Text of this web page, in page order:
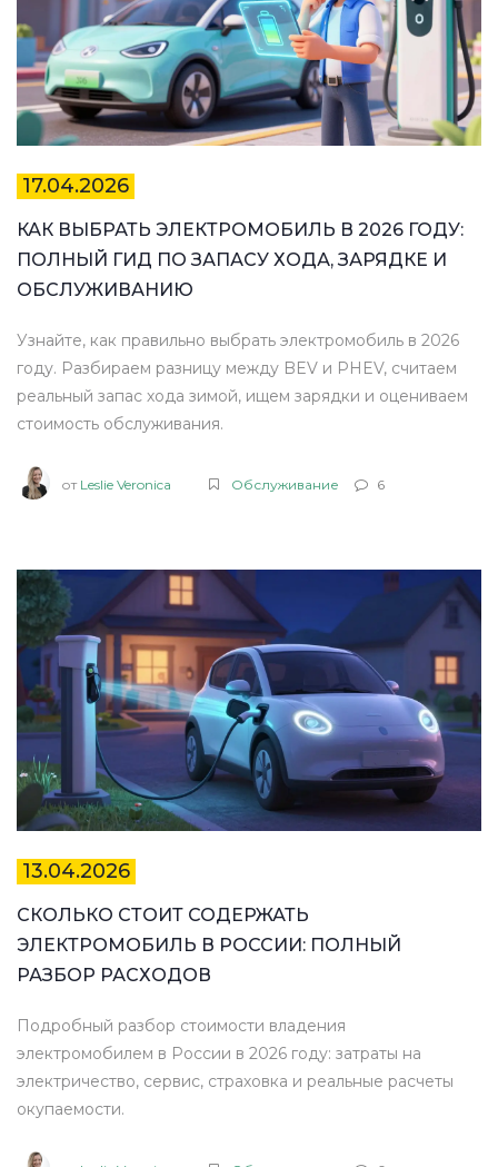
17.04.2026
КАК ВЫБРАТЬ ЭЛЕКТРОМОБИЛЬ В 2026 ГОДУ:
ПОЛНЫЙ ГИД ПО ЗАПАСУ ХОДА, ЗАРЯДКЕ И
ОБСЛУЖИВАНИЮ
Узнайте, как правильно выбрать электромобиль в 2026
году. Разбираем разницу между BEV и PHEV, считаем
реальный запас хода зимой, ищем зарядки и оцениваем
стоимость обслуживания.
от Leslie Veronica Обслуживание 6
13.04.2026
СКОЛЬКО СТОИТ СОДЕРЖАТЬ
ЭЛЕКТРОМОБИЛЬ В РОССИИ: ПОЛНЫЙ
РАЗБОР РАСХОДОВ
Подробный разбор стоимости владения
электромобилем в России в 2026 году: затраты на
электричество, сервис, страховка и реальные расчеты
окупаемости.